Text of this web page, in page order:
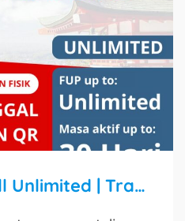
Esim Jepang Full Unlimited | Travel Sim Japan